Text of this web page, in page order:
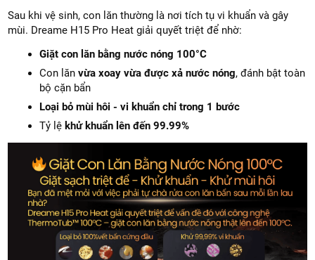
Sau khi vệ sinh, con lăn thường là nơi tích tụ vi khuẩn và gây
mùi. Dreame H15 Pro Heat giải quyết triệt để nhờ:
Giặt con lăn bằng nước nóng 100°C
Con lănvừa xoay vừa được xả nước nóng, đánh bật toàn
bộ cặn bẩn
Loại bỏ mùi hôi - vi khuẩn chỉ trong 1 bước
Tỷ lệ khử khuẩn lên đến 99.99%